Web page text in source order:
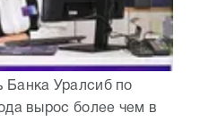
Банка Уралсиб по
вырос более чем в